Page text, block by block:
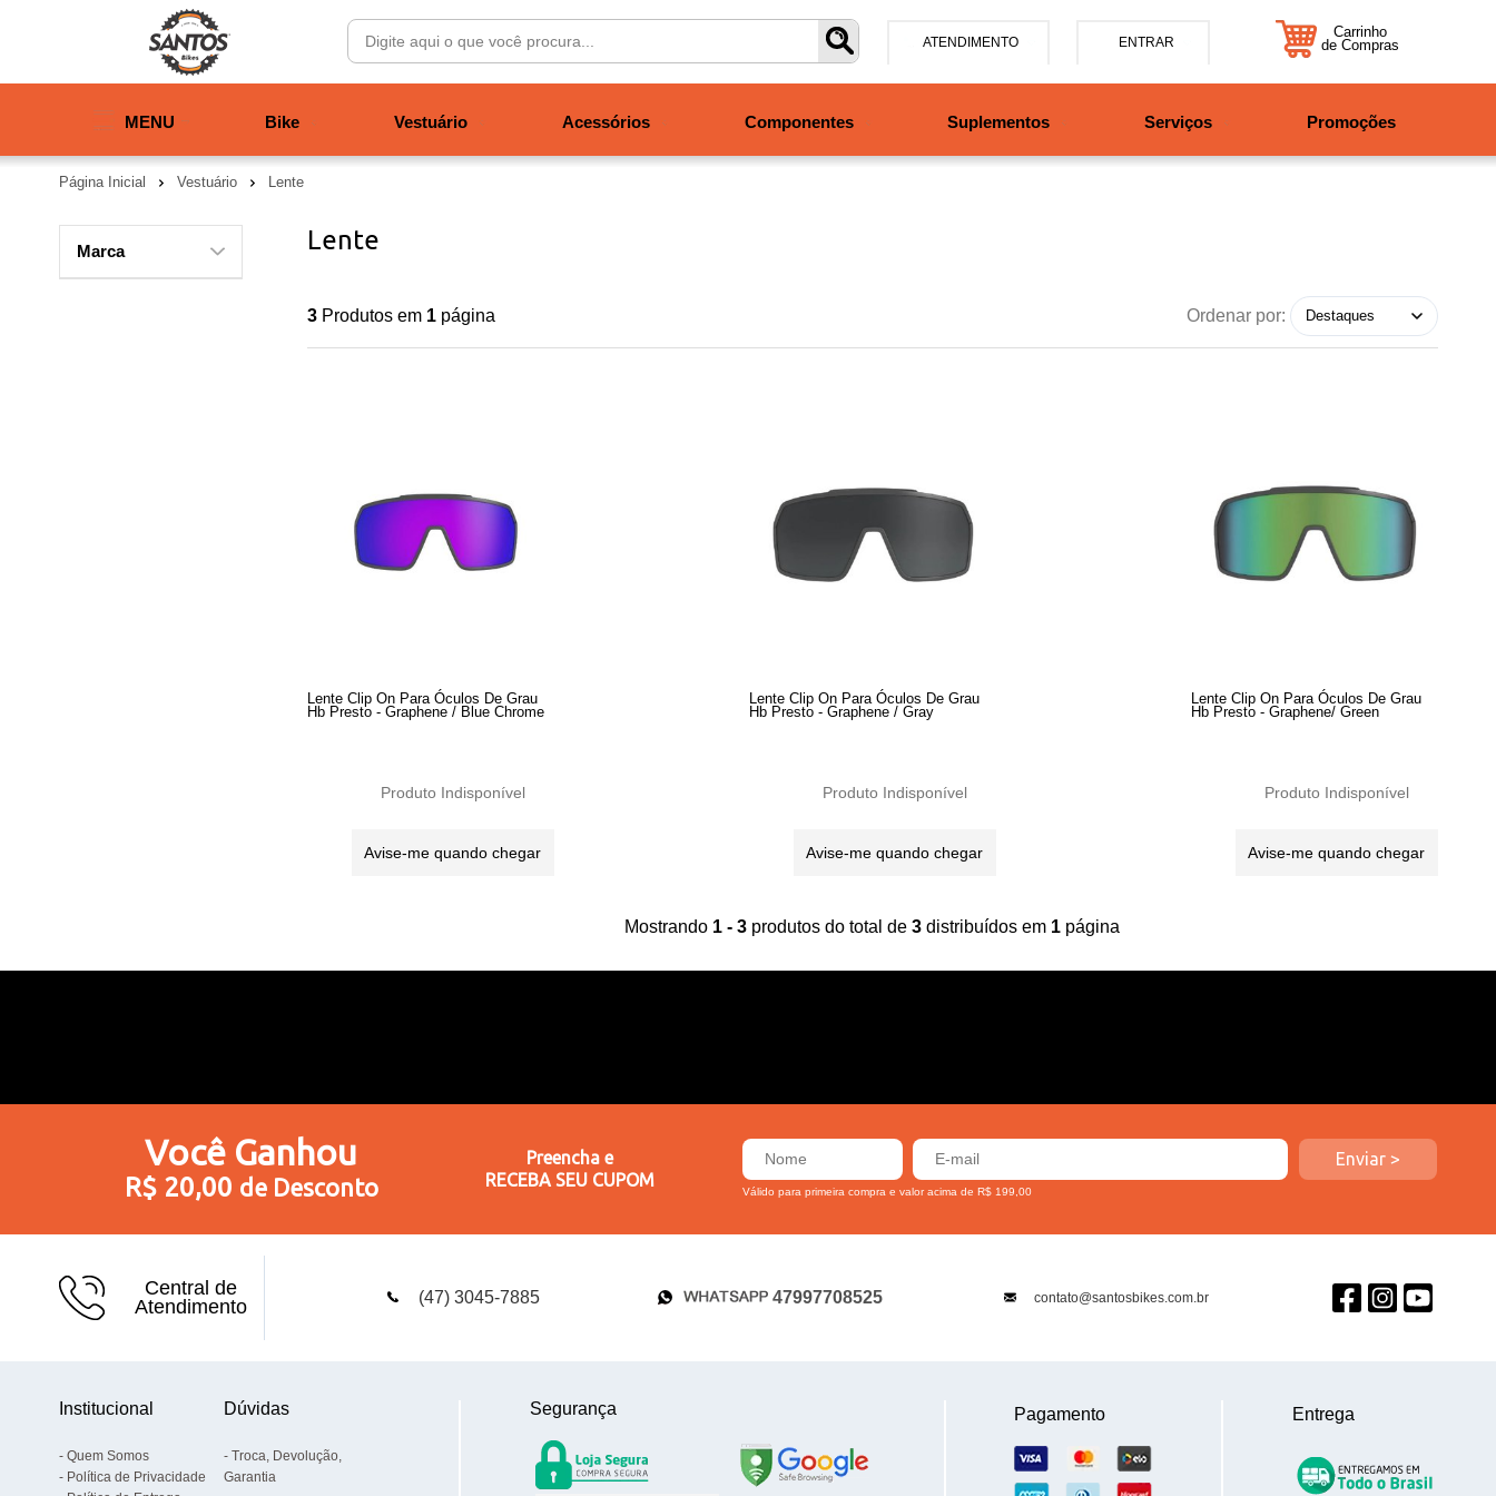
ATENDIMENTO
47997708525
ENTRAR
Carrinho
de Compras
MENU Bike Vestuário Acessórios Componentes Suplementos Serviços Promoções
Página Inicial Vestuário Lente
Marca Lente
3 Produtos em 1 página Ordenar por:
Lente Clip On Para Óculos De Grau
Hb Presto - Graphene / Blue Chrome
Produto Indisponível
Avise-me quando chegar
Lente Clip On Para Óculos De Grau
Hb Presto - Graphene / Gray
Produto Indisponível
Avise-me quando chegar
Lente Clip On Para Óculos De Grau
Hb Presto - Graphene/ Green
Produto Indisponível
Avise-me quando chegar
Mostrando 1 - 3 produtos do total de3 distribuídos em 1 página
Você Ganhou
R$ 20,00 de Desconto
Preencha e
RECEBA SEU CUPOM
Válido para primeira compra e valor acima de R$ 199,00
Central de
Atendimento
(47) 3045-7885 47997708525 contato@santosbikes.com.br
Institucional
Quem Somos
Política de Privacidade
Dúvidas
Troca, Devolução,
Garantia
Segurança Pagamento Entrega